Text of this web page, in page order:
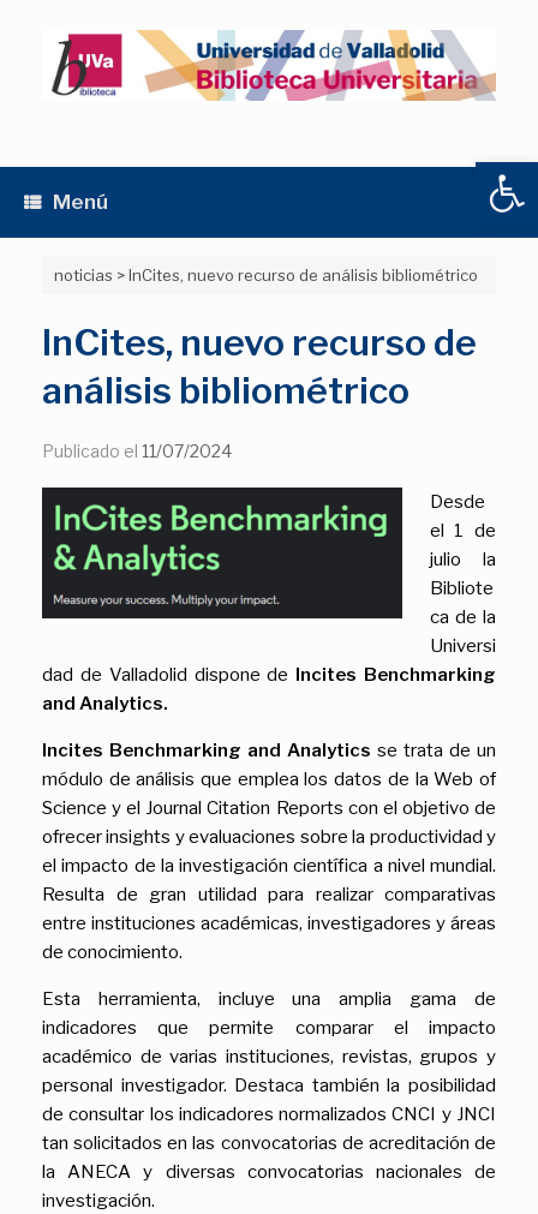
Abrir
contenido
Menú
noticias >InCites, nuevo recurso de análisis bibliométrico
InCites, nuevo recurso de
análisis bibliométrico
Publicado el 11/07/2024
Desde
el 1 de
julio la
Bibliote
ca de la
Universi
dad de Valladolid dispone de Incites Benchmarking
and Analytics.
Incites Benchmarking and Analytics se trata de un
módulo de análisis que emplea los datos de la Web of
Science y el Journal Citation Reports con el objetivo de
ofrecer insights y evaluaciones sobre la productividad y
el impacto de la investigación científica a nivel mundial.
Resulta de gran utilidad para realizar comparativas
entre instituciones académicas, investigadores y áreas
de conocimiento.
Esta herramienta, incluye una amplia gama de
indicadores que permite comparar el impacto
académico de varias instituciones, revistas, grupos y
personal investigador. Destaca también la posibilidad
de consultar los indicadores normalizados CNCI y JNCI
tan solicitados en las convocatorias de acreditación de
la ANECA y diversas convocatorias nacionales de
investigación.